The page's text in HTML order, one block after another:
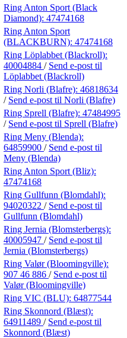
Ring Anton Sport (Black
Diamond): 47474168
Ring Anton Sport
(BLACKBURN): 47474168
Ring Löplabbet (Blackroll):
40004884 / Send e-post til
Löplabbet (Blackroll)
Ring Norli (Blafre): 46818634
/ Send e-post til Norli (Blafre)
Ring Sprell (Blafre): 47484995
/ Send e-post til Sprell (Blafre)
Ring Meny (Blenda):
64859900 / Send e-post til
Meny (Blenda)
Ring Anton Sport (Bliz):
47474168
Ring Gullfunn (Blomdahl):
94020322 / Send e-post til
Gullfunn (Blomdahl)
Ring Jernia (Blomsterbergs):
40005947 / Send e-post til
Jernia (Blomsterbergs)
Ring Valør (Bloomingville):
907 46 886 / Send e-post til
Valør (Bloomingville)
Ring VIC (BLU): 64877544
Ring Skonnord (Blæst):
64911489 / Send e-post til
Skonnord (Blæst)